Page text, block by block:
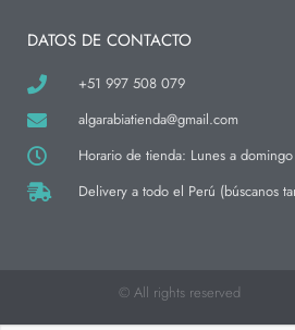
DATOS DE CONTACTO
+51 997 508 079
algarabiatienda@gmail.com
Horario de tienda: Lunes a
Delivery a todo el Perú (búscanos
© All rights reserved